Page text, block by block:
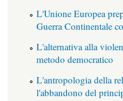
L'Unione Europea
Guerra Continentale
L'alternativa alla
metodo democratico
L'antropologia della
l'abbandono del